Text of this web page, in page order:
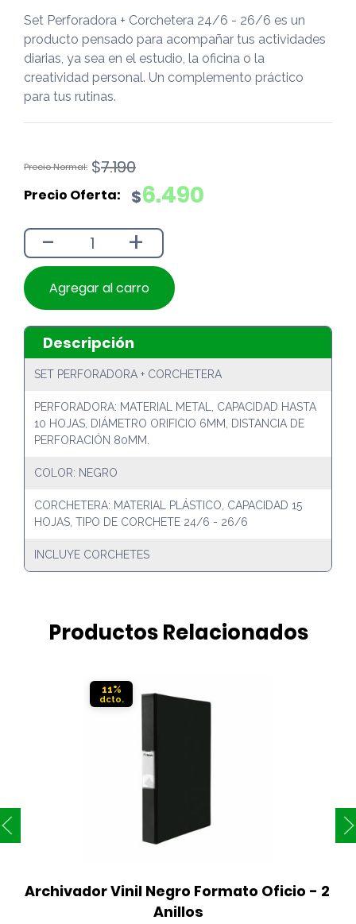
Set Perforadora + Corchetera 24/6 - 26/6 es un
producto pensado para acompañar tus actividades
diarias, ya sea en el estudio, la oficina o la
creatividad personal. Un complemento práctico
para tus rutinas.
$7.190
El
original
$7.190.
$6.490
El
actual
$6.490.
- +
Agregar al carro
Descripción
SET PERFORADORA + CORCHETERA
PERFORADORA: MATERIAL METAL, CAPACIDAD HASTA
10 HOJAS, DIÁMETRO ORIFICIO 6MM, DISTANCIA DE
PERFORACIÓN 80MM.
COLOR: NEGRO
CORCHETERA: MATERIAL PLÁSTICO, CAPACIDAD 15
HOJAS, TIPO DE CORCHETE 24/6 - 26/6
INCLUYE CORCHETES
Productos Relacionados
11%
Archivador Vinil Negro Formato Oficio - 2
Anillos